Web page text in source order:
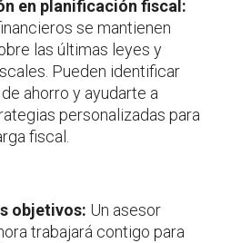
en planificación fiscal:
se mantienen
las últimas leyes y
Pueden identificar
ahorro y ayudarte a
personalizadas para
fiscal.
objetivos: Un asesor
trabajará contigo para